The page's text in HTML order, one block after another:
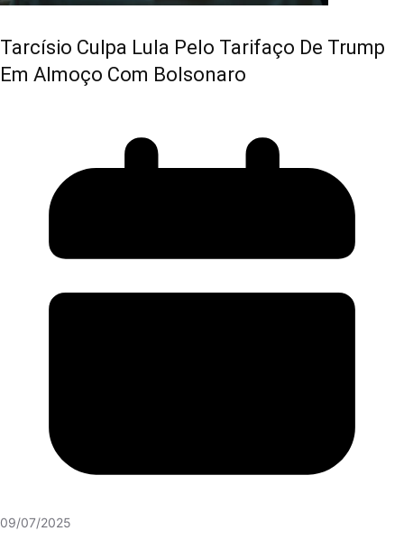
Tarcísio Culpa Lula Pelo Tarifaço De Trump
Em Almoço Com Bolsonaro
09/07/2025